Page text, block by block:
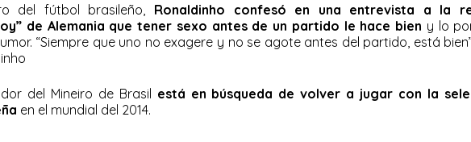
del fútbol brasileño, Ronaldinho confesó en una entrevista a la
de Alemania que tener sexo antes de un partido le hace bien y lo
“Siempre que uno no exagere y no se agote antes del partido, está
del Mineiro de Brasil está en búsqueda de volver a jugar con la
en el mundial del 2014.